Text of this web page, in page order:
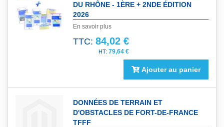
DU RHÔNE - 1ÈRE + 2NDE ÉDITION
2026
En savoir plus
TTC: 84,02 €
79,64 €
Ajouter au panier
DONNÉES DE TERRAIN ET
D'OBSTACLES DE FORT-DE-FRANCE
TFFF